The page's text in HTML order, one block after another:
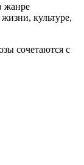
жанре
культуре,
сочетаются с